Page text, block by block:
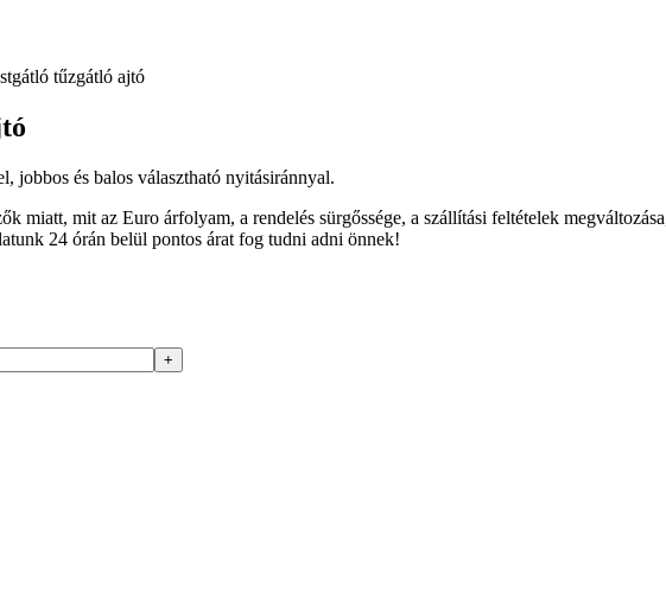
tűzgátló ajtó
jobbos és balos választható nyitásiránnyal.
miatt, mit az Euro árfolyam, a rendelés sürgőssége, a szállítási feltételek
24 órán belül pontos árat fog tudni adni önnek!